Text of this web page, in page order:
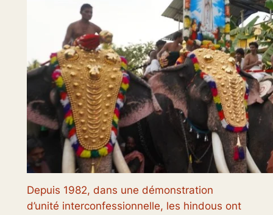
Depuis 1982, dans une démonstration
d’unité interconfessionnelle, les hindous ont